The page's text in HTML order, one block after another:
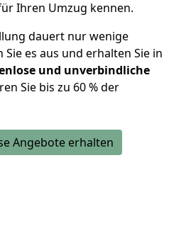
Ihren Umzug kennen.
dauert nur wenige
es aus und erhalten Sie in
und unverbindliche
Sie bis zu 60 % der
Angebote erhalten